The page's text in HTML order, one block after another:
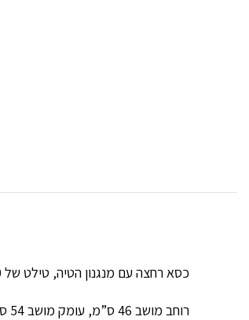
כסא רחצה עם מנגנון הטיה, טילט של 30 מעלות.
רוחב מושב 46 ס”מ, עומק מושב 54 ס”מ.